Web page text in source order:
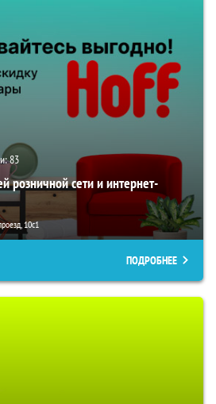
83
розничной сети и интернет-
10с1
ПОДРОБНЕЕ